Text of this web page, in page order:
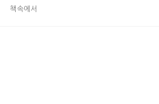
책속에서